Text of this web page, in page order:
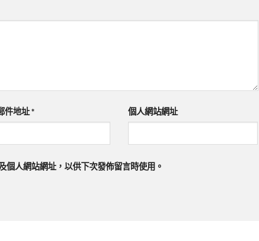
件地址* 個人網站網址
個人網站網址，以供下次發佈留言時使用。